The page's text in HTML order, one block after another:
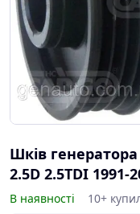
Шків
2.5D 2.5TDI 1991-
В наявності
10+